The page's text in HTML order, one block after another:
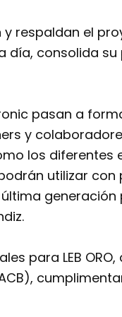
respaldan el
día, consolida
pasan a
y
los diferentes
utilizar con
última
para LEB